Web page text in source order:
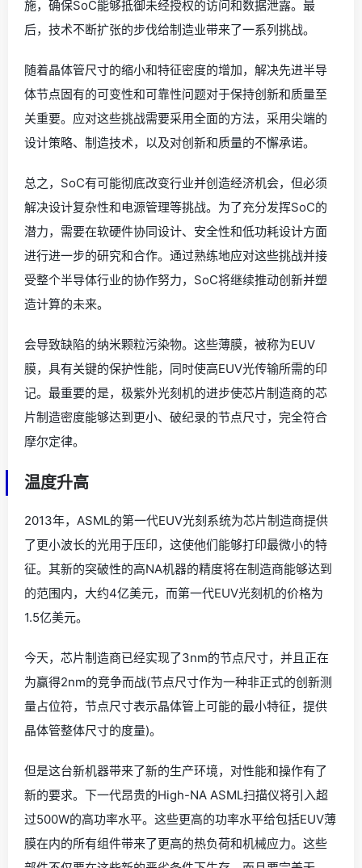
施，确保SoC能够抵御未经授权的访问和数据泄露。最
后，技术不断扩张的步伐给制造业带来了一系列挑战。
随着晶体管尺寸的缩小和特征密度的增加，解决先进半导
体节点固有的可变性和可靠性问题对于保持创新和质量至
关重要。应对这些挑战需要采用全面的方法，采用尖端的
设计策略、制造技术，以及对创新和质量的不懈承诺。
总之，SoC有可能彻底改变行业并创造经济机会，但必须
解决设计复杂性和电源管理等挑战。为了充分发挥SoC的
潜力，需要在软硬件协同设计、安全性和低功耗设计方面
进行进一步的研究和合作。通过熟练地应对这些挑战并接
受整个半导体行业的协作努力，SoC将继续推动创新并塑
造计算的未来。
会导致缺陷的纳米颗粒污染物。这些薄膜，被称为EUV
膜，具有关键的保护性能，同时使高EUV光传输所需的印
记。最重要的是，极紫外光刻机的进步使芯片制造商的芯
片制造密度能够达到更小、破纪录的节点尺寸，完全符合
摩尔定律。
温度升高
2013年，ASML的第一代EUV光刻系统为芯片制造商提供
了更小波长的光用于压印，这使他们能够打印最微小的特
征。其新的突破性的高NA机器的精度将在制造商能够达到
的范围内，大约4亿美元，而第一代EUV光刻机的价格为
1.5亿美元。
今天，芯片制造商已经实现了3nm的节点尺寸，并且正在
为赢得2nm的竞争而战(节点尺寸作为一种非正式的创新测
量占位符，节点尺寸表示晶体管上可能的最小特征，提供
晶体管整体尺寸的度量)。
但是这台新机器带来了新的生产环境，对性能和操作有了
新的要求。下一代昂贵的High-NA ASML扫描仪将引入超
过500W的高功率水平。这些更高的功率水平给包括EUV薄
膜在内的所有组件带来了更高的热负荷和机械应力。这些